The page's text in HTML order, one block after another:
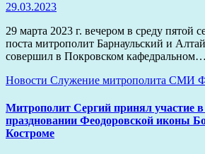
29.03.2023
29 марта 2023 г. вечером в среду пятой
поста митрополит Барнаульский и
совершил в Покровском кафедральном…
Новости Служение митрополита СМИ
Митрополит Сергий принял участие
праздновании Феодоровской иконы
Костроме